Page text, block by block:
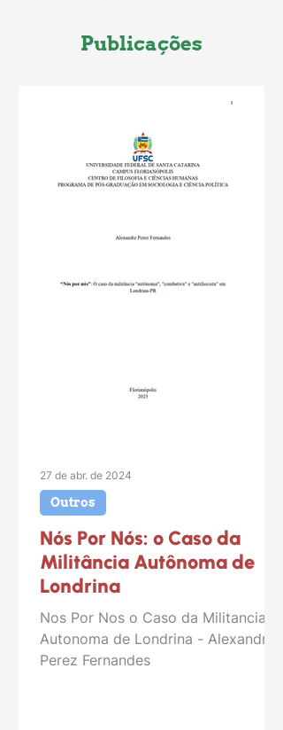
Publicações
Nós Por Nós: o Caso da
Militância Autônoma de
Londrina
Nos Por Nos o Caso da Militancia
Autonoma de Londrina - Alexandre
Perez Fernandes
Outros
27 de abr. de 2024